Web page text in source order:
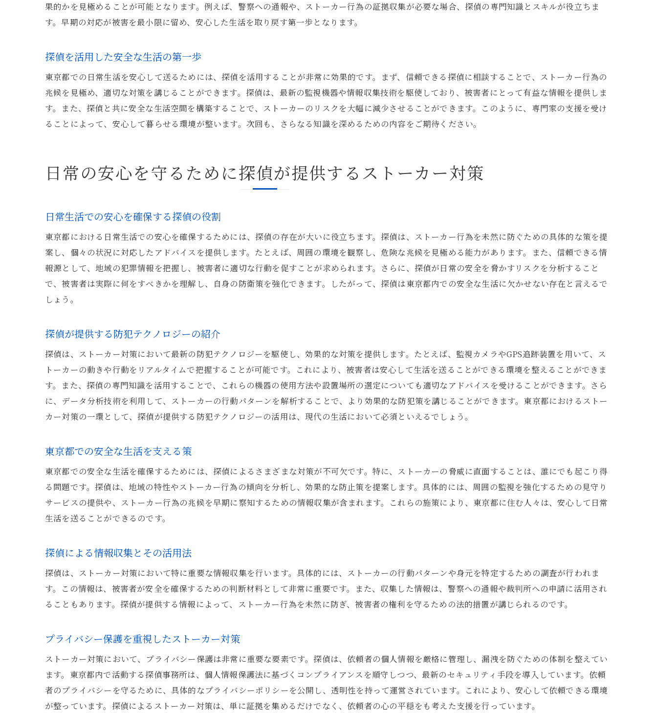
探偵が提供する安心プランの特徴
東京都での生活を守る包括的な対策
東京都の生活者に向けた安心ソリューション
探偵が推奨する長期的な安心プラン
探偵によるデジタルセキュリティの強化
専門技術を用いたストーカー追跡の手法
東京都での安全な暮らしを実現する探偵のサポート
探偵が提案する安心な暮らしのためのサポート
東京都での生活を支える探偵の役割
果的かを見極めることが可能となります。例えば、警察への通報や、ストーカー行為の証拠収集が必要な場合、探偵の専門知識とスキルが役立ちま
す。早期の対応が被害を最小限に留め、安心した生活を取り戻す第一歩となります。
探偵を活用した安全な生活の第一歩
東京都での日常生活を安心して送るためには、探偵を活用することが非常に効果的です。まず、信頼できる探偵に相談することで、ストーカー行為の
兆候を見極め、適切な対策を講じることができます。探偵は、最新の監視機器や情報収集技術を駆使しており、被害者にとって有益な情報を提供しま
す。また、探偵と共に安全な生活空間を構築することで、ストーカーのリスクを大幅に減少させることができます。このように、専門家の支援を受け
ることによって、安心して暮らせる環境が整います。次回も、さらなる知識を深めるための内容をご期待ください。
日常の安心を守るために探偵が提供するストーカー対策
日常生活での安心を確保する探偵の役割
東京都における日常生活での安心を確保するためには、探偵の存在が大いに役立ちます。探偵は、ストーカー行為を未然に防ぐための具体的な策を提
案し、個々の状況に対応したアドバイスを提供します。たとえば、周囲の環境を観察し、危険な兆候を見極める能力があります。また、信頼できる情
報源として、地域の犯罪情報を把握し、被害者に適切な行動を促すことが求められます。さらに、探偵が日常の安全を脅かすリスクを分析すること
で、被害者は実際に何をすべきかを理解し、自身の防衛策を強化できます。したがって、探偵は東京都内での安全な生活に欠かせない存在と言えるで
しょう。
探偵が提供する防犯テクノロジーの紹介
探偵は、ストーカー対策において最新の防犯テクノロジーを駆使し、効果的な対策を提供します。たとえば、監視カメラやGPS追跡装置を用いて、ス
トーカーの動きや行動をリアルタイムで把握することが可能です。これにより、被害者は安心して生活を送ることができる環境を整えることができま
す。また、探偵の専門知識を活用することで、これらの機器の使用方法や設置場所の選定についても適切なアドバイスを受けることができます。さら
に、データ分析技術を利用して、ストーカーの行動パターンを解析することで、より効果的な防犯策を講じることができます。東京都におけるストー
カー対策の一環として、探偵が提供する防犯テクノロジーの活用は、現代の生活において必須といえるでしょう。
東京都での安全な生活を支える策
東京都での安全な生活を確保するためには、探偵によるさまざまな対策が不可欠です。特に、ストーカーの脅威に直面することは、誰にでも起こり得
る問題です。探偵は、地域の特性やストーカー行為の傾向を分析し、効果的な防止策を提案します。具体的には、周囲の監視を強化するための見守り
サービスの提供や、ストーカー行為の兆候を早期に察知するための情報収集が含まれます。これらの施策により、東京都に住む人々は、安心して日常
生活を送ることができるのです。
探偵による情報収集とその活用法
探偵は、ストーカー対策において特に重要な情報収集を行います。具体的には、ストーカーの行動パターンや身元を特定するための調査が行われま
す。この情報は、被害者が安全を確保するための判断材料として非常に重要です。また、収集した情報は、警察への通報や裁判所への申請に活用され
ることもあります。探偵が提供する情報によって、ストーカー行為を未然に防ぎ、被害者の権利を守るための法的措置が講じられるのです。
プライバシー保護を重視したストーカー対策
ストーカー対策において、プライバシー保護は非常に重要な要素です。探偵は、依頼者の個人情報を厳格に管理し、漏洩を防ぐための体制を整えてい
ます。東京都内で活動する探偵事務所は、個人情報保護法に基づくコンプライアンスを順守しつつ、最新のセキュリティ手段を導入しています。依頼
者のプライバシーを守るために、具体的なプライバシーポリシーを公開し、透明性を持って運営されています。これにより、安心して依頼できる環境
が整っています。探偵によるストーカー対策は、単に証拠を集めるだけでなく、依頼者の心の平穏をも考えた支援を行っています。